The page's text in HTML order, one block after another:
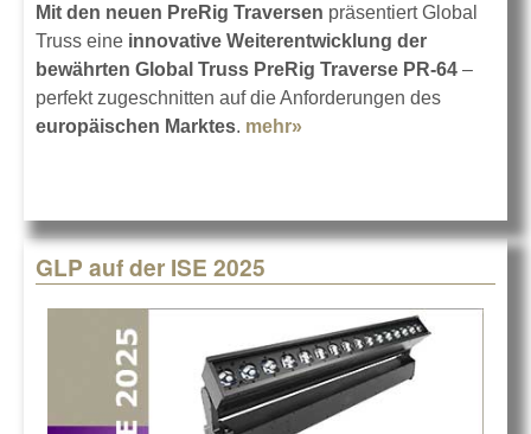
Mit den neuen PreRig Traversen präsentiert Global
Truss eine innovative Weiterentwicklung der
bewährten Global Truss PreRig Traverse PR-64 –
perfekt zugeschnitten auf die Anforderungen des
europäischen Marktes. mehr»
GLP auf der ISE 2025